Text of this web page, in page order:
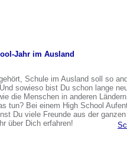
Jahr im Ausland
Schule im Ausland soll so
sowieso bist Du schon lange
die Menschen in anderen
tun? Bei einem High School
Du viele Freunde aus der
über Dich erfahren!